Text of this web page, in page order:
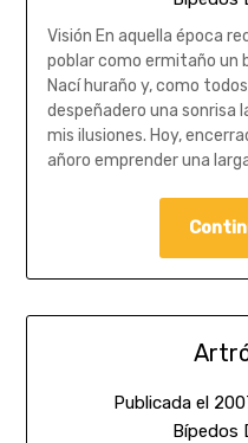
Visión En aquella época
poblar como ermitaño un
Nací huraño y, como
despeñadero una sonrisa
mis ilusiones. Hoy,
añoro emprender una
Publicada el
Bípedos